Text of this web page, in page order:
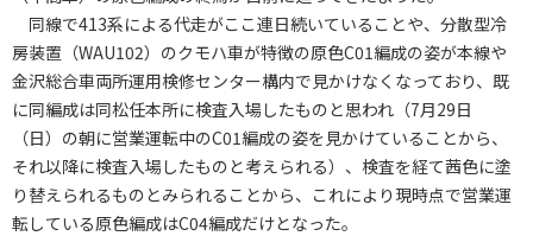
同線で413系による代走がここ連日続いていることや、分散型冷
房装置（WAU102）のクモハ車が特徴の原色C01編成の姿が本線や
金沢総合車両所運用検修センター構内で見かけなくなっており、既
に同編成は同松任本所に検査入場したものと思われ（7月29日
（日）の朝に営業運転中のC01編成の姿を見かけていることから、
それ以降に検査入場したものと考えられる）、検査を経て茜色に塗
り替えられるものとみられることから、これにより現時点で営業運
転している原色編成はC04編成だけとなった。